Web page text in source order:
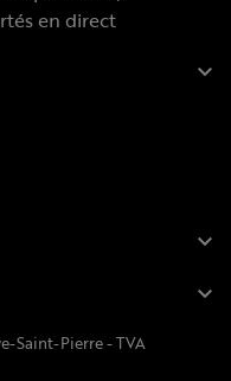
en direct



Saint-Pierre - TVA